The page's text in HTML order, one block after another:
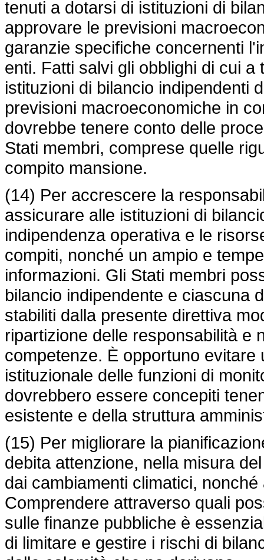
tenuti a dotarsi di istituzioni di
approvare le previsioni
garanzie specifiche concernenti
enti. Fatti salvi gli obblighi di cui
istituzioni di bilancio indipendenti
previsioni macroeconomiche in
dovrebbe tenere conto delle
Stati membri, comprese quelle
compito mansione.
(14) Per accrescere la
assicurare alle istituzioni di
indipendenza operativa e le
compiti, nonché un ampio e
informazioni. Gli Stati membri
bilancio indipendente e ciascuna
stabiliti dalla presente direttiva
ripartizione delle responsabilità e
competenze. È opportuno
istituzionale delle funzioni di
dovrebbero essere concepiti
esistente e della struttura
(15) Per migliorare la
debita attenzione, nella misura
dai cambiamenti climatici,
Comprendere attraverso quali
sulle finanze pubbliche è
di limitare e gestire i rischi di